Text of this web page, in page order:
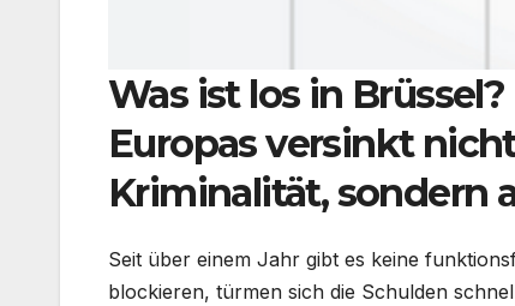
Was ist los in
Europas versinkt
Kriminalität, sondern
Seit über einem Jahr gibt es keine
blockieren, türmen sich die Schulden